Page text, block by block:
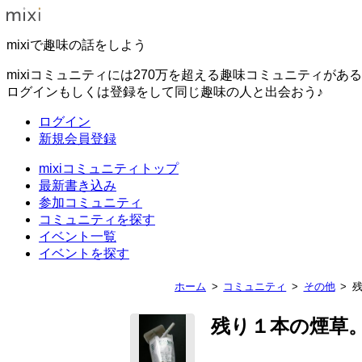
mixiで趣味の話をしよう
mixiコミュニティには270万を超える趣味コミュニティがある
ログインもしくは登録をして同じ趣味の人と出会おう♪
ログイン
新規会員登録
mixiコミュニティトップ
最新書き込み
参加コミュニティ
コミュニティを探す
イベント一覧
イベントを探す
ホーム コミュニティ その他
残り１本の煙草。